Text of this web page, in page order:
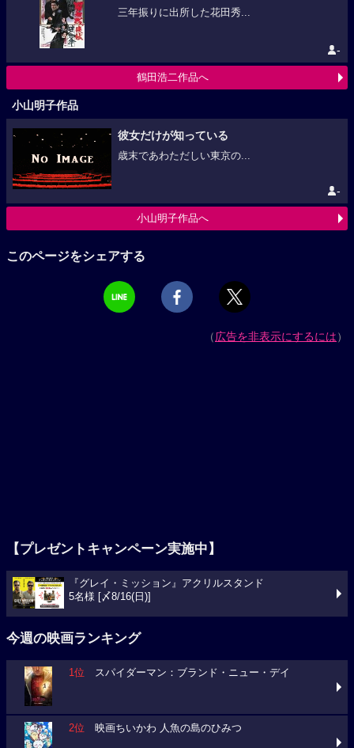
三年振りに出所した花田秀...
-
鶴田浩二作品へ
小山明子作品
彼女だけが知っている
歳末であわただしい東京の...
-
小山明子作品へ
このページをシェアする
（広告を非表示にするには）
【プレゼントキャンペーン実施中】
『グレイ・ミッション』アクリルスタンド
5名様 [〆8/16(日)]
今週の映画ランキング
1位 スパイダーマン：ブランド・ニュー・デイ
2位 映画ちいかわ 人魚の島のひみつ